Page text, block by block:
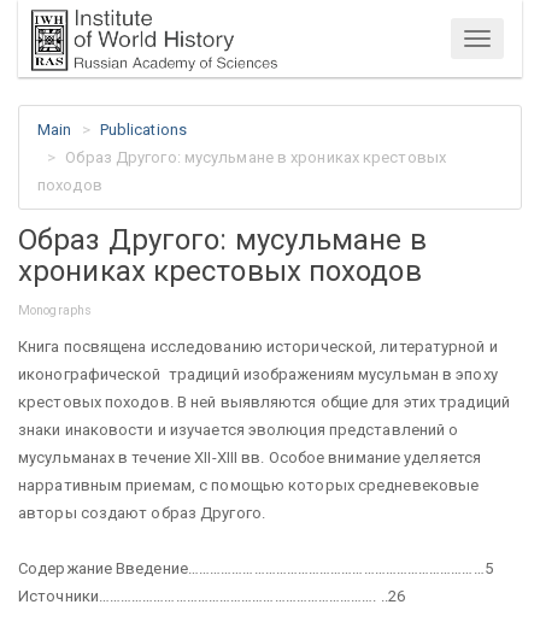
Menu
Main
Publications
Образ Другого: мусульмане в хрониках крестовых
походов
Образ Другого: мусульмане в
хрониках крестовых походов
Monographs
Книга посвящена исследованию исторической, литературной и
иконографической традиций изображениям мусульман в эпоху
крестовых походов. В ней выявляются общие для этих традиций
знаки инаковости и изучается эволюция представлений о
мусульманах в течение XII-XIII вв. Особое внимание уделяется
нарративным приемам, с помощью которых средневековые
авторы создают образ Другого.
Содержание Введение………………………………………………………………………5
Источники…………………………………………………………………. ..26